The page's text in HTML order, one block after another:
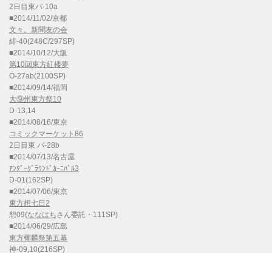
2日目東パ-10a
■2014/11/02/京都
文々。新聞友の会
緋-40(248C/297SP)
■2014/10/12/大阪
第10回東方紅楼夢
O-27ab(2100SP)
■2014/09/14/福岡
大⑨州東方祭10
D-13,14
■2014/08/16/東京
コミックマーケット86
2日目東 パ-28b
■2014/07/13/名古屋
ｱﾝﾀﾞｰｸﾞﾗｳﾝﾄﾞｶｰﾆﾊﾞﾙ3
D-01(162SP)
■2014/07/06/東京
東方想七日2
想09(ななはちさん委託・111SP)
■2014/06/29/広島
東方椰麟祭第五幕
神-09,10(216SP)